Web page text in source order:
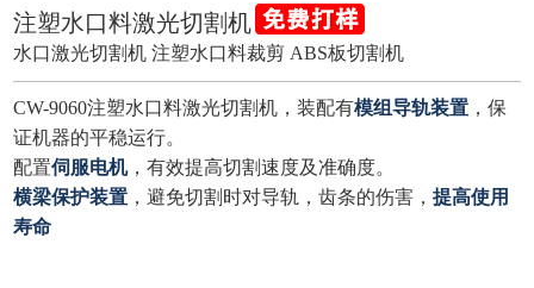
注塑水口料激光切割机
水口激光切割机 注塑水口料裁剪 ABS板切割机
CW-9060注塑水口料激光切割机，装配有模组导轨装置 ，保
证机器的平稳运行。
配置伺服电机，有效提高切割速度及准确度。
横梁保护装置 ，避免切割时对导轨，齿条的伤害，提高使用
寿命